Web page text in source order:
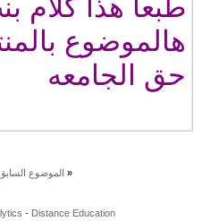
طبعآ هذا كلام
هالموضوع
حق الجامعه
الموضوع السابق|
-Distance Education